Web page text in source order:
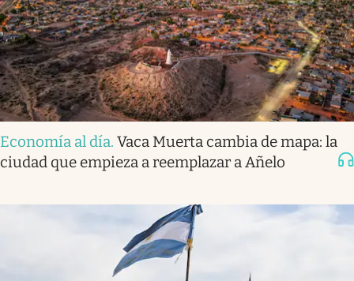
Economía al día. Vaca Muerta cambia de mapa: la
ciudad que empieza a reemplazar a Añelo